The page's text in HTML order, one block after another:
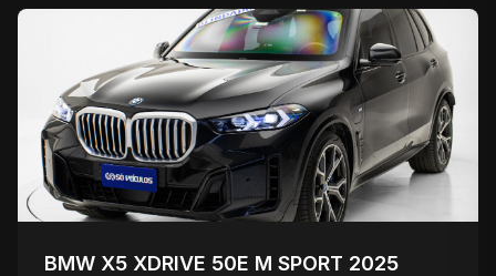
BMW X5 XDRIVE 50E M SPORT 2025